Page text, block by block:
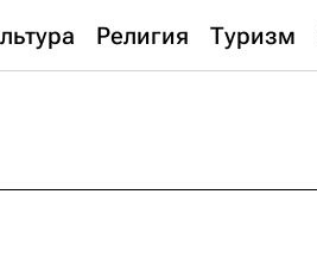
Религия Туризм